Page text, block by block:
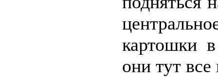
картошки
они тут